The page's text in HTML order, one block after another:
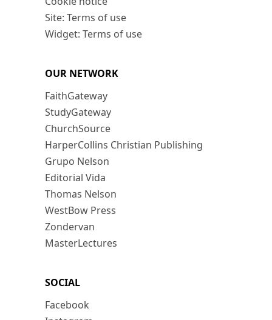
Site: Terms of use
Widget: Terms of use
OUR NETWORK
FaithGateway
StudyGateway
ChurchSource
HarperCollins Christian Publishing
Grupo Nelson
Editorial Vida
Thomas Nelson
WestBow Press
Zondervan
MasterLectures
SOCIAL
Facebook